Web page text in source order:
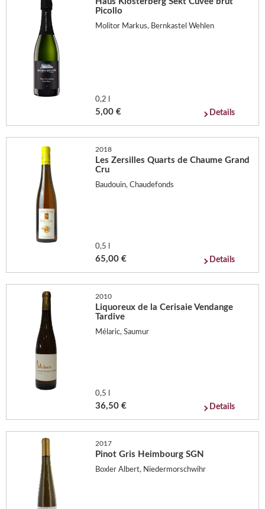
Picollo
Molitor Markus, Bernkastel Wehlen
0,2 l
5,00 € Details
2018
Les Zersilles Quarts de Chaume Grand
Cru
Baudouin, Chaudefonds
0,5 l
65,00 € Details
2010
Liquoreux de la Cerisaie Vendange
Tardive
Mélaric, Saumur
0,5 l
36,50 € Details
2017
Pinot Gris Heimbourg SGN
Boxler Albert, Niedermorschwihr